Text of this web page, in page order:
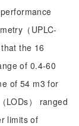
（UPLC-
the 16
of 0.4-60
of 54 m3 for
LODs） ranged
limits of